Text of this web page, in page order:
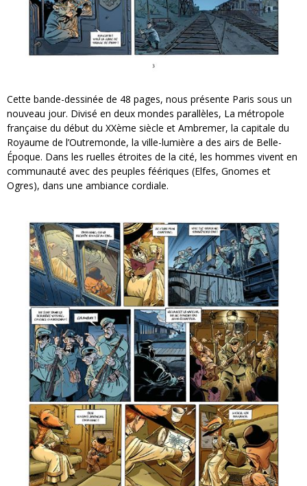
Cette bande-dessinée de 48 pages, nous présente Paris sous un
nouveau jour. Divisé en deux mondes parallèles, La métropole
française du début du XXème siècle et Ambremer, la capitale du
Royaume de l’Outremonde, la ville-lumière a des airs de Belle-
Époque. Dans les ruelles étroites de la cité, les hommes vivent en
communauté avec des peuples féériques (Elfes, Gnomes et
Ogres), dans une ambiance cordiale.